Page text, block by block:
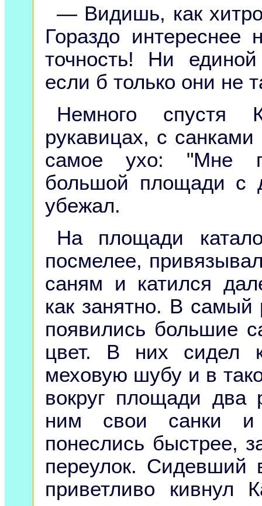
— Видишь, как
Гораздо интереснее
точность! Ни
если б только они не
Немного спустя
рукавицах, с
самое ухо: "Мне
большой площади с
убежал.
На площади
посмелее,
саням и катился
как занятно. В самый
появились большие
цвет. В них сидел
меховую шубу и в
вокруг площади два
ним свои санки и
понеслись быстрее,
переулок. Сидевший
приветливо кивнул